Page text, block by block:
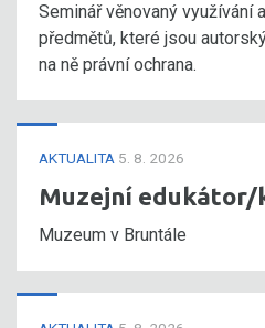
Seminář věnovaný využívání
předmětů, které jsou
na ně právní ochrana.
AKTUALITA 5. 8. 2026
Muzejní edukátor/
Muzeum v Bruntále